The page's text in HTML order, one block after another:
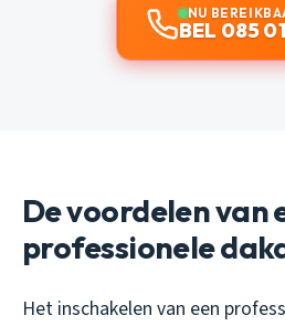
NU
BEL 085
De voordelen van
professionele
Het inschakelen van een